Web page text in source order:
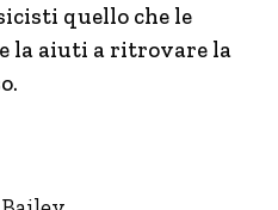
quello che le
la aiuti a ritrovare la